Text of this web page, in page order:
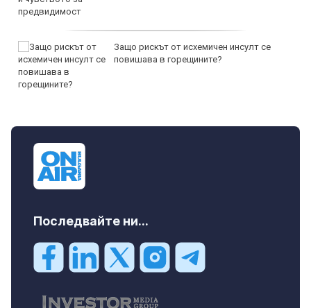
Защо рискът от исхемичен инсулт се
повишава в горещините?
Последвайте ни...